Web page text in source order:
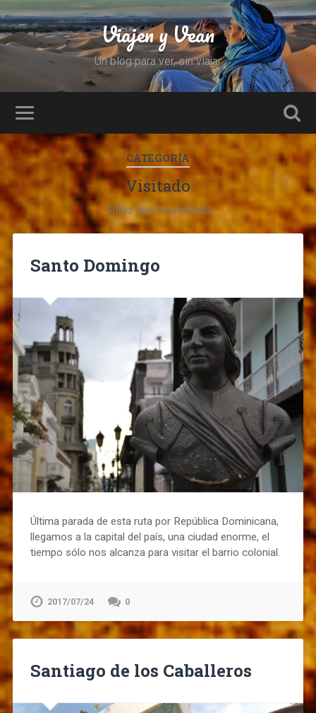
Viajen y Vean
Un blog para ver, sin viajar
CATEGORÍA
Visitado
Sitios que he visitado
Santo Domingo
Última parada de esta ruta por República Dominicana,
llegamos a la capital del país, una ciudad enorme, el
tiempo sólo nos alcanza para visitar el barrio colonial.
2017/07/24 0
Santiago de los Caballeros